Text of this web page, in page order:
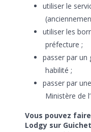
utiliser le
utiliser les
préfecture ;
passer par un
habilité ;
passer par
Ministère de
Vous pouvez
Lodgy sur